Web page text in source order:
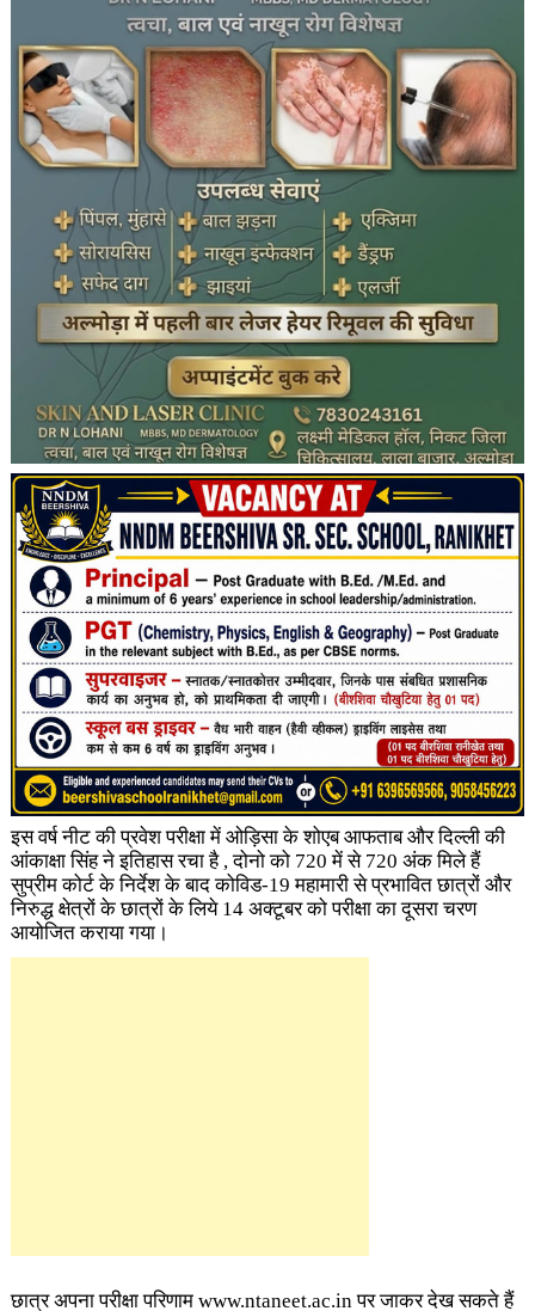
इस वर्ष नीट की प्रवेश परीक्षा में ओड़िसा के शोएब आफताब और दिल्ली की
आंकाक्षा सिंह ने इतिहास रचा है , दोनो को 720 में से 720 अंक मिले हैं
सुप्रीम कोर्ट के निर्देश के बाद कोविड-19 महामारी से प्रभावित छात्रों और
निरुद्ध क्षेत्रों के छात्रों के लिये 14 अक्टूबर को परीक्षा का दूसरा चरण
आयोजित कराया गया।
छात्र अपना परीक्षा परिणाम www.ntaneet.ac.in पर जाकर देख सकते हैं